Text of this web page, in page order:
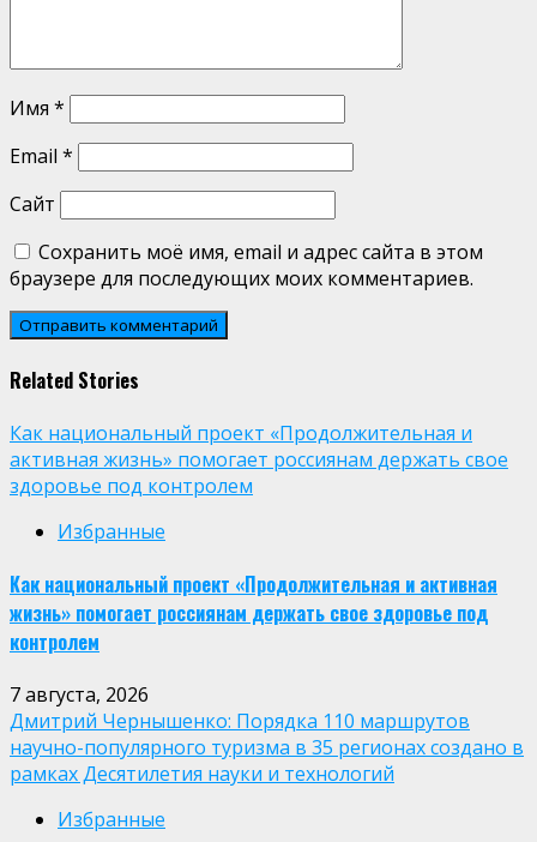
Имя *
Email *
Сайт
Сохранить моё имя, email и адрес сайта в этом
браузере для последующих моих комментариев.
Related Stories
Как национальный проект «Продолжительная и
активная жизнь» помогает россиянам держать свое
здоровье под контролем
Избранные
Как национальный проект «Продолжительная и активная
жизнь» помогает россиянам держать свое здоровье под
контролем
7 августа, 2026
Дмитрий Чернышенко: Порядка 110 маршрутов
научно-популярного туризма в 35 регионах создано в
рамках Десятилетия науки и технологий
Избранные